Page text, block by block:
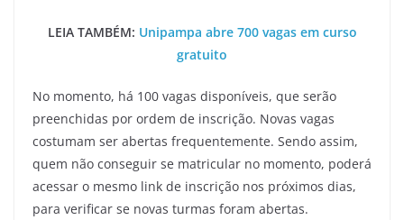
LEIA TAMBÉM: Unipampa abre 700 vagas em curso
gratuito
No momento, há 100 vagas disponíveis, que serão
preenchidas por ordem de inscrição. Novas vagas
costumam ser abertas frequentemente. Sendo assim,
quem não conseguir se matricular no momento, poderá
acessar o mesmo link de inscrição nos próximos dias,
para verificar se novas turmas foram abertas.